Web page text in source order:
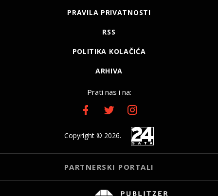
PRAVILA PRIVATNOSTI
RSS
POLITIKA KOLAČIĆA
ARHIVA
Prati nas i na:
Copyright © 2026.
PARTNERSKI PORTALI